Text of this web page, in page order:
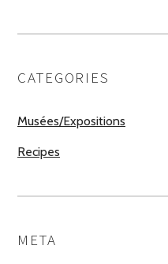
CATEGORIES
Musées/Expositions
Recipes
META